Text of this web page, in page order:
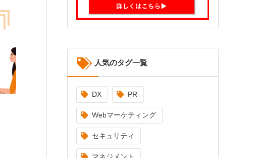
人気のタグ一覧
DX PR
Webマーケティング
セキュリティ